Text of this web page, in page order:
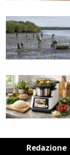
Redazione